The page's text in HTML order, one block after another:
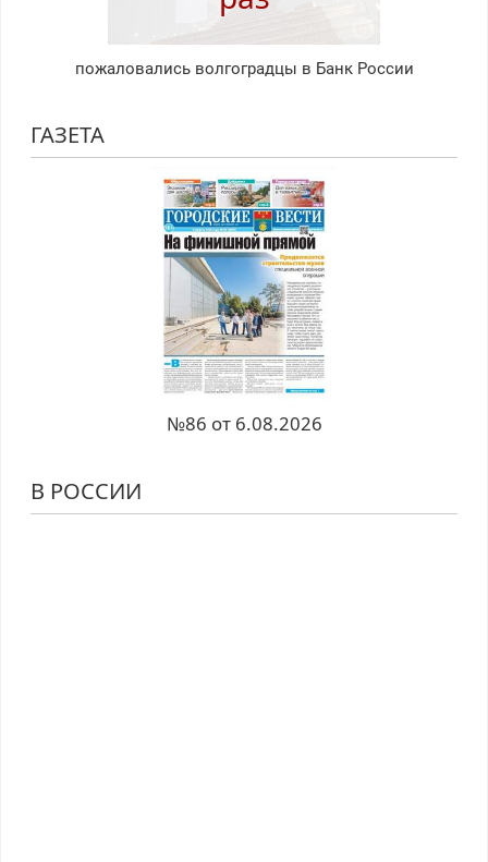
пожаловались волгоградцы в Банк России
ГАЗЕТА
№86 от 6.08.2026
В РОССИИ